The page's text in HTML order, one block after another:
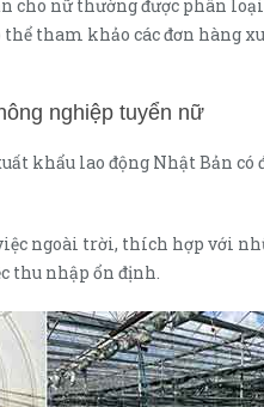
cho nữ thường được phân
tham khảo các đơn hàng
nghiệp tuyển nữ
khẩu lao động Nhật Bản
ngoài trời, thích hợp với
thu nhập ổn định.